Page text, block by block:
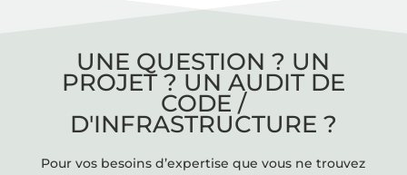
UNE QUESTION ? UN
PROJET ? UN AUDIT DE
CODE /
D'INFRASTRUCTURE ?
Pour vos besoins d’expertise que vous ne trouvez